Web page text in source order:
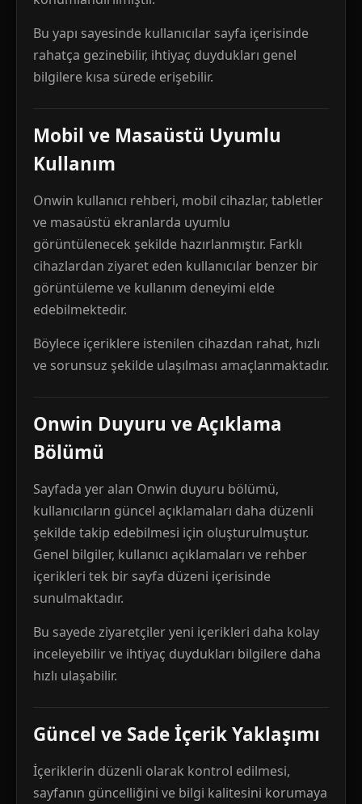
Bu yapı sayesinde kullanıcılar sayfa içerisinde
rahatça gezinebilir, ihtiyaç duydukları genel
bilgilere kısa sürede erişebilir.
Mobil ve Masaüstü Uyumlu
Kullanım
Onwin kullanıcı rehberi, mobil cihazlar, tabletler
ve masaüstü ekranlarda uyumlu
görüntülenecek şekilde hazırlanmıştır. Farklı
cihazlardan ziyaret eden kullanıcılar benzer bir
görüntüleme ve kullanım deneyimi elde
edebilmektedir.
Böylece içeriklere istenilen cihazdan rahat, hızlı
ve sorunsuz şekilde ulaşılması amaçlanmaktadır.
Onwin Duyuru ve Açıklama
Bölümü
Sayfada yer alan Onwin duyuru bölümü,
kullanıcıların güncel açıklamaları daha düzenli
şekilde takip edebilmesi için oluşturulmuştur.
Genel bilgiler, kullanıcı açıklamaları ve rehber
içerikleri tek bir sayfa düzeni içerisinde
sunulmaktadır.
Bu sayede ziyaretçiler yeni içerikleri daha kolay
inceleyebilir ve ihtiyaç duydukları bilgilere daha
hızlı ulaşabilir.
Güncel ve Sade İçerik Yaklaşımı
İçeriklerin düzenli olarak kontrol edilmesi,
sayfanın güncelliğini ve bilgi kalitesini korumaya